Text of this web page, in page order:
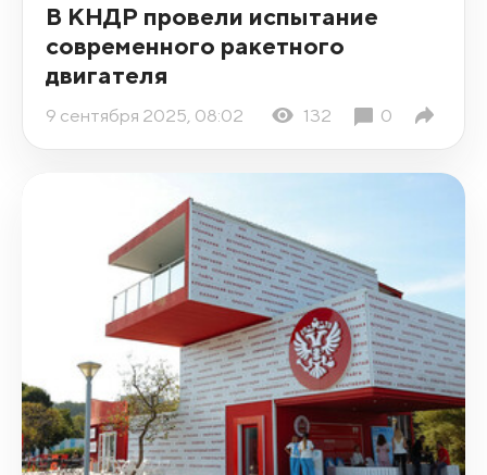
В КНДР провели испытание
современного ракетного
двигателя
9 сентября 2025, 08:02 132 0